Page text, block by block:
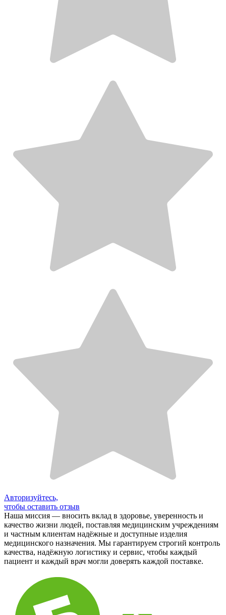
Авторизуйтесь,
чтобы оставить отзыв
Наша миссия — вносить вклад в здоровье, уверенность и
качество жизни людей, поставляя медицинским учреждениям
и частным клиентам надёжные и доступные изделия
медицинского назначения. Мы гарантируем строгий контроль
качества, надёжную логистику и сервис, чтобы каждый
пациент и каждый врач могли доверять каждой поставке.